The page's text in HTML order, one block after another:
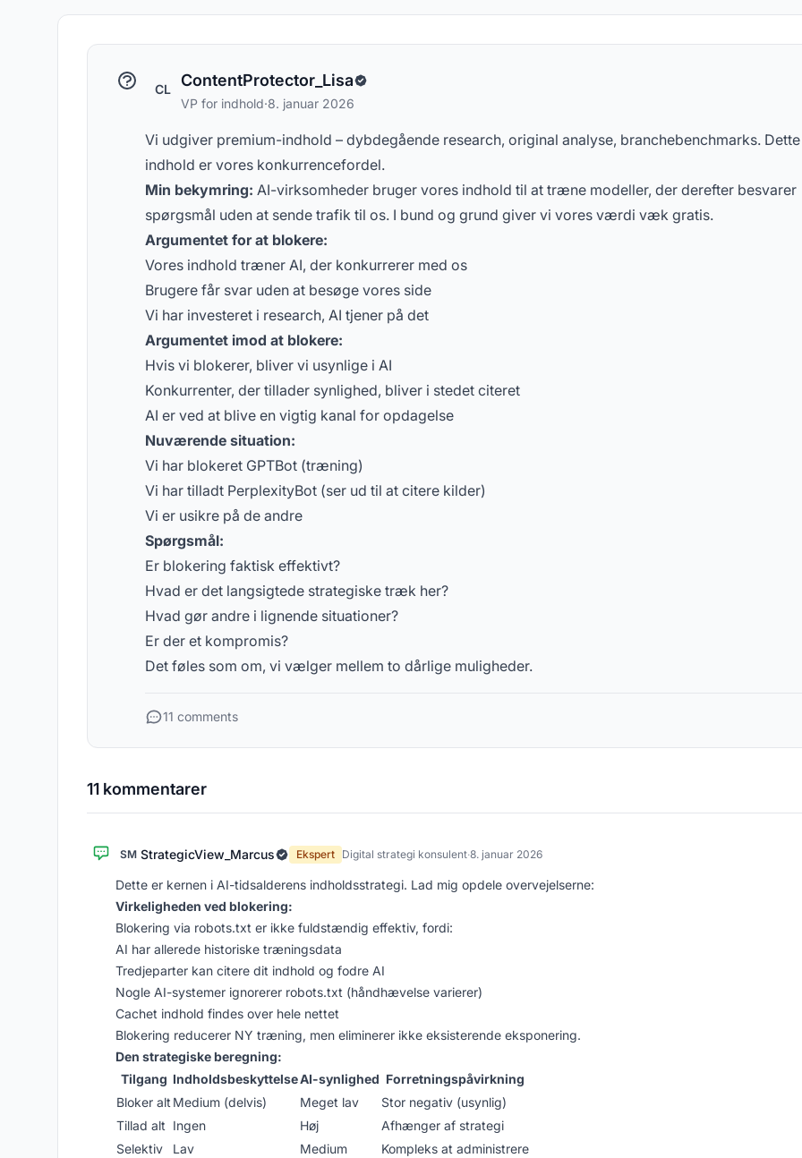
koncepter om AI-synlighed
spørgsmål
CL ContentProtector_Lisa
VP for indhold·8. januar 2026
Vi udgiver premium-indhold – dybdegående research, original analyse, branchebenchmarks. Dette
indhold er vores konkurrencefordel.
Min bekymring: AI-virksomheder bruger vores indhold til at træne modeller, der derefter besvarer
spørgsmål uden at sende trafik til os. I bund og grund giver vi vores værdi væk gratis.
Argumentet for at blokere:
Vores indhold træner AI, der konkurrerer med os
Brugere får svar uden at besøge vores side
Vi har investeret i research, AI tjener på det
Argumentet imod at blokere:
Hvis vi blokerer, bliver vi usynlige i AI
Konkurrenter, der tillader synlighed, bliver i stedet citeret
AI er ved at blive en vigtig kanal for opdagelse
Nuværende situation:
Vi har blokeret GPTBot (træning)
Vi har tilladt PerplexityBot (ser ud til at citere kilder)
Vi er usikre på de andre
Spørgsmål:
Er blokering faktisk effektivt?
Hvad er det langsigtede strategiske træk her?
Hvad gør andre i lignende situationer?
Er der et kompromis?
Det føles som om, vi vælger mellem to dårlige muligheder.
11 comments
11 kommentarer
SM StrategicView_Marcus Ekspert Digital strategi konsulent·8. januar 2026
Dette er kernen i AI-tidsalderens indholdsstrategi. Lad mig opdele overvejelserne:
Virkeligheden ved blokering:
Blokering via robots.txt er ikke fuldstændig effektiv, fordi:
AI har allerede historiske træningsdata
Tredjeparter kan citere dit indhold og fodre AI
Nogle AI-systemer ignorerer robots.txt (håndhævelse varierer)
Cachet indhold findes over hele nettet
Blokering reducerer NY træning, men eliminerer ikke eksisterende eksponering.
Den strategiske beregning:
Tilgang IndholdsbeskyttelseAI-synlighed Forretningspåvirkning
Bloker alt Medium (delvis) Meget lav
Stor negativ (usynlig)
Tillad alt Ingen Høj
Afhænger af strategi
Selektiv
Lav Medium
Kompleks at administrere